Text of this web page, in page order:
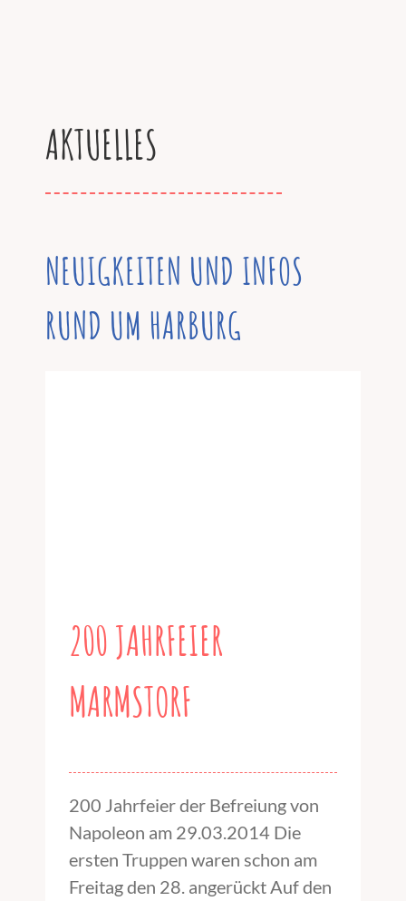
AKTUELLES
NEUIGKEITEN UND INFOS
RUND UM HARBURG
200 JAHRFEIER
MARMSTORF
200 Jahrfeier der Befreiung von
Napoleon am 29.03.2014 Die
ersten Truppen waren schon am
Freitag den 28. angerückt Auf den